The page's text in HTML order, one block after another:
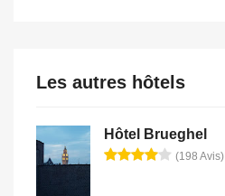
Les autres hôtels
Hôtel Brueghel
(198 Avis)